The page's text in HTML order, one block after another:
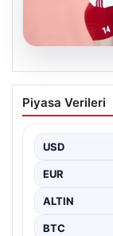
07.08.2026
Filenin
Serisini
öncesinde
performansla…
Piyasa Verileri
USD
EUR
ALTIN
BTC